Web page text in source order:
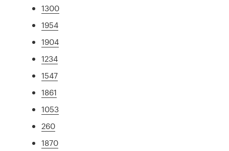
1300
1954
1904
1234
1547
1861
1053
260
1870